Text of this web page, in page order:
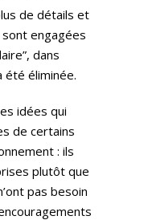
de détails et
sont engagées
dans
été éliminée.
idées qui
de certains
: ils
plutôt que
pas besoin